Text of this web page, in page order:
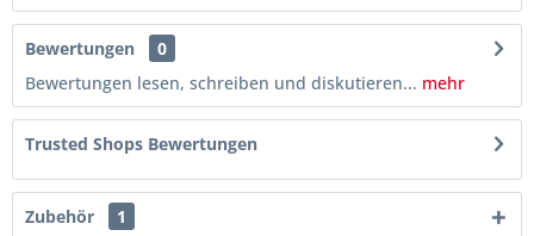
Bewertungen
0
Bewertungen lesen, schreiben und diskutieren... mehr
Trusted Shops Bewertungen
Zubehör 1